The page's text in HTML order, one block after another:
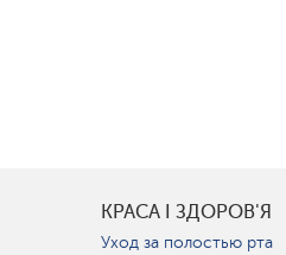
КРАСА І ЗДОРОВ'Я
Уход за полостью рта